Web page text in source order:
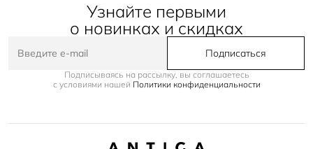
Узнайте первыми
о новинках и скидках
Подписаться
Подписываясь на рассылку, вы соглашаетесь
с условиями нашей Политики конфиденциальности